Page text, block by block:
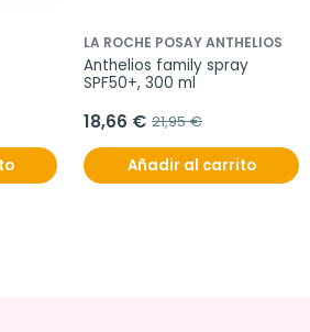
LA ROCHE POSAY ANTHELIOS
Anthelios family spray
SPF50+, 300 ml
18,66 € 21,95 €
Añadir al carrito